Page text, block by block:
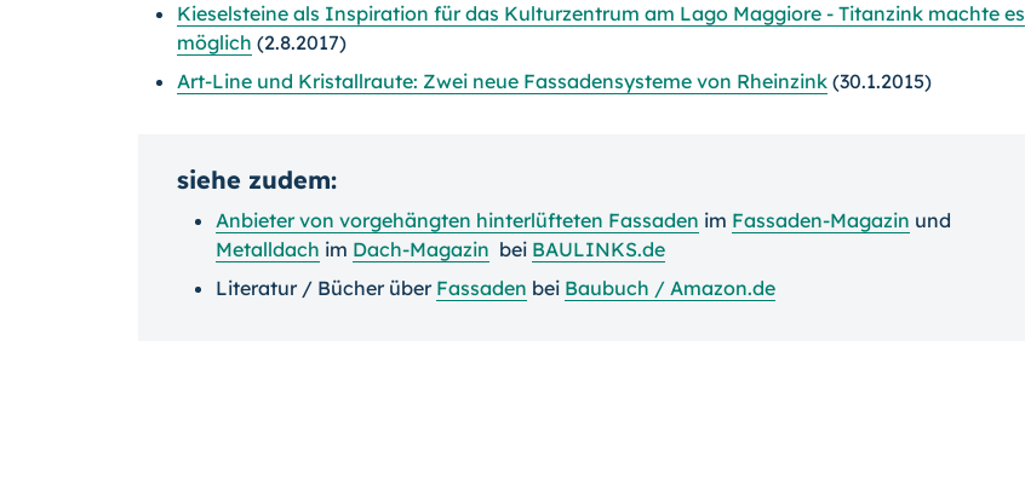
Kieselsteine als Inspiration für das Kulturzentrum am Lago Maggiore - Titanzink machte es
möglich (2.8.2017)
Art-Line und Kristallraute: Zwei neue Fassadensysteme von Rheinzink (30.1.2015)
siehe zudem:
Anbieter von vorgehängten hinterlüfteten Fassaden im Fassaden-Magazin und
Metalldach im Dach-Magazin bei BAULINKS.de
Literatur / Bücher über Fassaden bei Baubuch / Amazon.de